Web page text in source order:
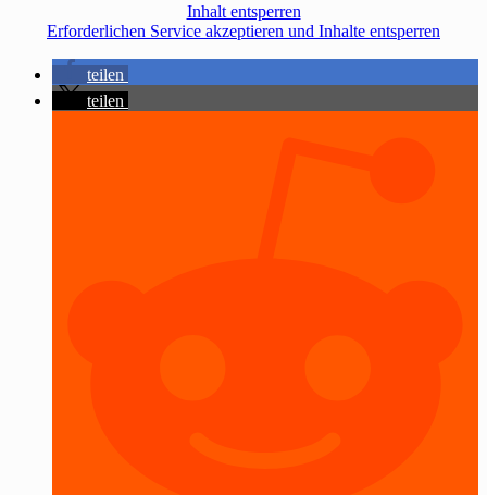
Inhalt entsperren
Erforderlichen Service akzeptieren und Inhalte entsperren
teilen
teilen